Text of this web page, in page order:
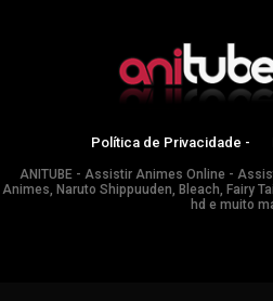
Política de Privacidade -
ANITUBE - Assistir Animes Online -
Animes, Naruto Shippuuden, Bleach, Fairy
hd e muito